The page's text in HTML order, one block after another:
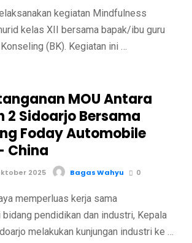
kegiatan Mindfulness
kelas XII bersama bapak/ibu guru
(BK). Kegiatan ini …
MOU Antara
2 Sidoarjo Bersama
Foday Automobile
China
2025 Bagas Wahyu 0
memperluas kerja sama
pendidikan dan industri, Kepala
melakukan kunjungan industri ke …